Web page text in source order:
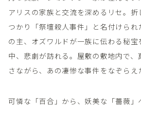
アリスの家族と交流を深めるリセ。
つかり「祭壇殺人事件」と名付けら
の主、オズワルドが一族に伝わる秘
中、悲劇が訪れる。屋敷の敷地内で
さながら、あの凄惨な事件をなぞらえ
可憐な「百合」から、妖美な「薔薇